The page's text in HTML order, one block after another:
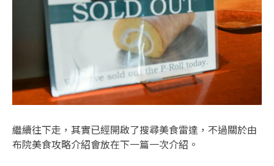
繼續往下走，其實已經開啟了搜尋美食雷達，不過關於由
布院美食攻略介紹會放在下一篇一次介紹。